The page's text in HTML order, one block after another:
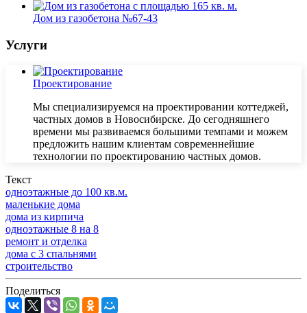
Дом из газобетона №67-43
Услуги
Проектирование
Мы специализируемся на проектировании коттеджей,
частных домов в Новосибирске. До сегодняшнего
времени мы развиваемся большими темпами и можем
предложить нашим клиентам современнейшие
технологии по проектированию частных домов.
Текст
одноэтажные до 100 кв.м.
маленькие дома
дома из кирпича
одноэтажные 8 на 8
ремонт и отделка
дома с 3 спальнями
строительство
Поделиться